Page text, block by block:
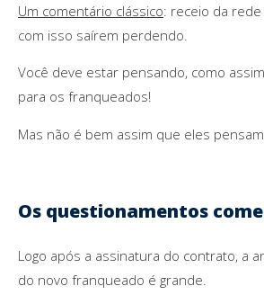
Um comentário clássico: receio da
com isso saírem perdendo.
Você deve estar pensando, como
para os franqueados!
Mas não é bem assim que eles pensam.
Os questionamentos
Logo após a assinatura do contrato, a
do novo franqueado é grande.